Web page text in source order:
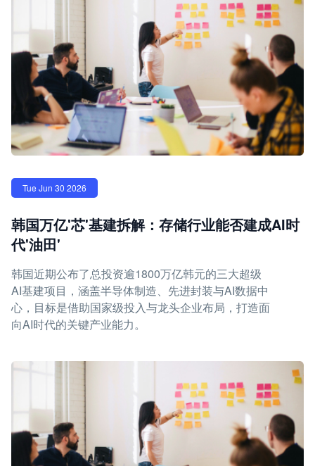
Tue Jun 30 2026
韩国万亿'芯'基建拆解：存储行业能否建成AI时
代'油田'
韩国近期公布了总投资逾1800万亿韩元的三大超级
AI基建项目，涵盖半导体制造、先进封装与AI数据中
心，目标是借助国家级投入与龙头企业布局，打造面
向AI时代的关键产业能力。